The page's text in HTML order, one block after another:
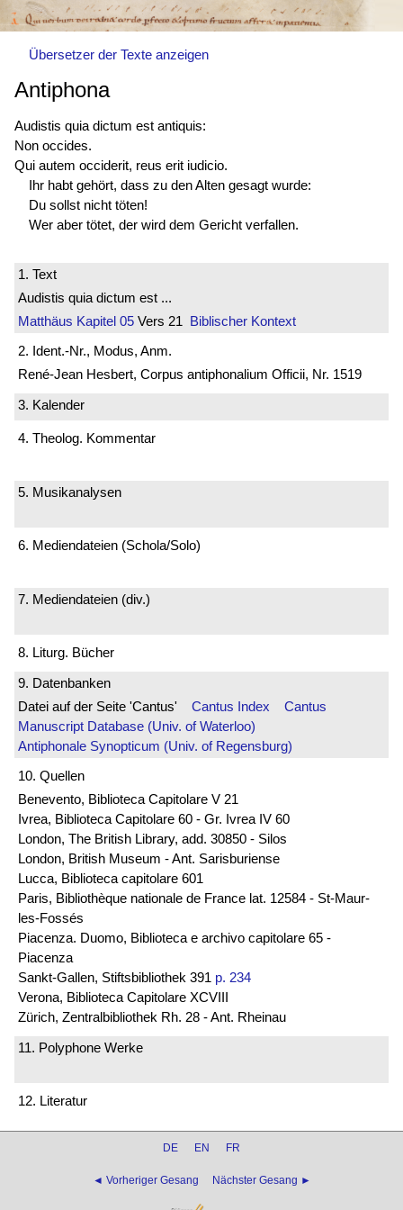
Übersetzer der Texte anzeigen
Antiphona
Audistis quia dictum est antiquis:
Non occides.
Qui autem occiderit, reus erit iudicio.
Ihr habt gehört, dass zu den Alten gesagt wurde:
Du sollst nicht töten!
Wer aber tötet, der wird dem Gericht verfallen.
1. Text
Audistis quia dictum est ...
Matthäus Kapitel 05 Vers 21 Biblischer Kontext
2. Ident.-Nr., Modus, Anm.
René-Jean Hesbert, Corpus antiphonalium Officii, Nr. 1519
3. Kalender
4. Theolog. Kommentar
5. Musikanalysen
6. Mediendateien (Schola/Solo)
7. Mediendateien (div.)
8. Liturg. Bücher
9. Datenbanken
Datei auf der Seite 'Cantus' Cantus Index
Cantus
Manuscript Database (Univ. of Waterloo)
Antiphonale Synopticum (Univ. of Regensburg)
10. Quellen
Benevento, Biblioteca Capitolare V 21
Ivrea, Biblioteca Capitolare 60 - Gr. Ivrea IV 60
London, The British Library, add. 30850 - Silos
London, British Museum - Ant. Sarisburiense
Lucca, Biblioteca capitolare 601
Paris, Bibliothèque nationale de France lat. 12584 - St-Maur-
les-Fossés
Piacenza. Duomo, Biblioteca e archivo capitolare 65 -
Piacenza
Sankt-Gallen, Stiftsbibliothek 391 p. 234
Verona, Biblioteca Capitolare XCVIII
Zürich, Zentralbibliothek Rh. 28 - Ant. Rheinau
11. Polyphone Werke
12. Literatur
DE EN FR
◄ Vorheriger Gesang Nächster Gesang ►